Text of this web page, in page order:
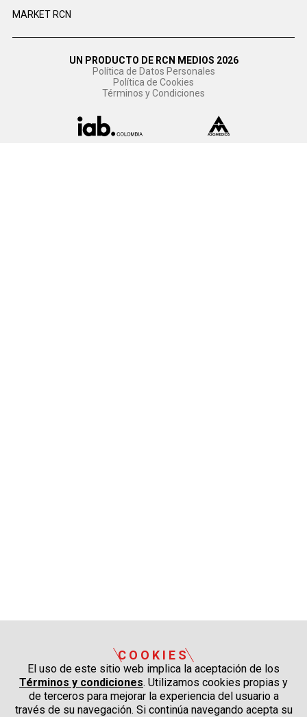
MARKET RCN
UN PRODUCTO DE RCN MEDIOS 2026
Política de Datos Personales
Política de Cookies
Términos y Condiciones
COOKIES
El uso de este sitio web implica la aceptación de los
Términos y condiciones. Utilizamos cookies propias y
de terceros para mejorar la experiencia del usuario a
través de su navegación. Si continúa navegando acepta su